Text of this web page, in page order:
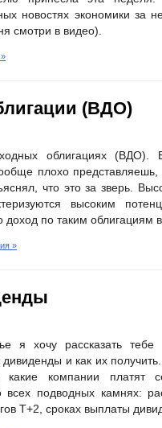
новостях экономики за
смотри в видео).
(ВДО)
облигациях
плохо представляешь,
что это за зверь.
высоким
доход по таким
»
я хочу рассказать
и как их
какие компании платят
подводных камнях:
Т+2, сроках выплаты